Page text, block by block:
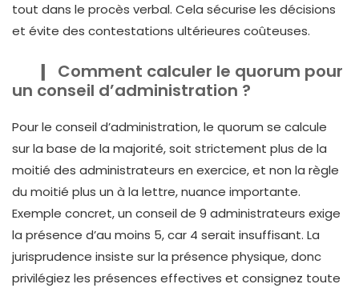
tout dans le procès verbal. Cela sécurise les décisions
et évite des contestations ultérieures coûteuses.
Comment calculer le quorum pour
un conseil d’administration ?
Pour le conseil d’administration, le quorum se calcule
sur la base de la majorité, soit strictement plus de la
moitié des administrateurs en exercice, et non la règle
du moitié plus un à la lettre, nuance importante.
Exemple concret, un conseil de 9 administrateurs exige
la présence d’au moins 5, car 4 serait insuffisant. La
jurisprudence insiste sur la présence physique, donc
privilégiez les présences effectives et consignez toute